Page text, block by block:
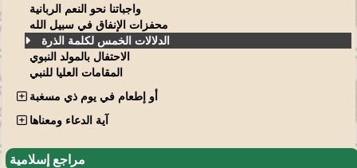
أو إطعام في يوم ذي مسغبة
آية الدعاء ومعناها
مراجع إسلامية